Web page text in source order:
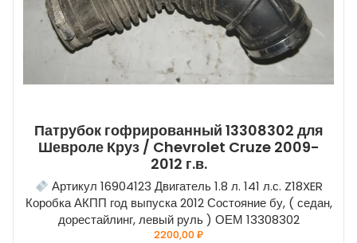
Патрубок гофрированный 13308302 для
Шевроле Круз / Chevrolet Cruze 2009-
2012 г.в.
Артикул 16904123 Двигатель 1.8 л. 141 л.с. Z18XER
Коробка АКПП год выпуска 2012 Состояние бу, ( седан,
дорестайлинг, левый руль ) ОЕМ 13308302
2200,00₽